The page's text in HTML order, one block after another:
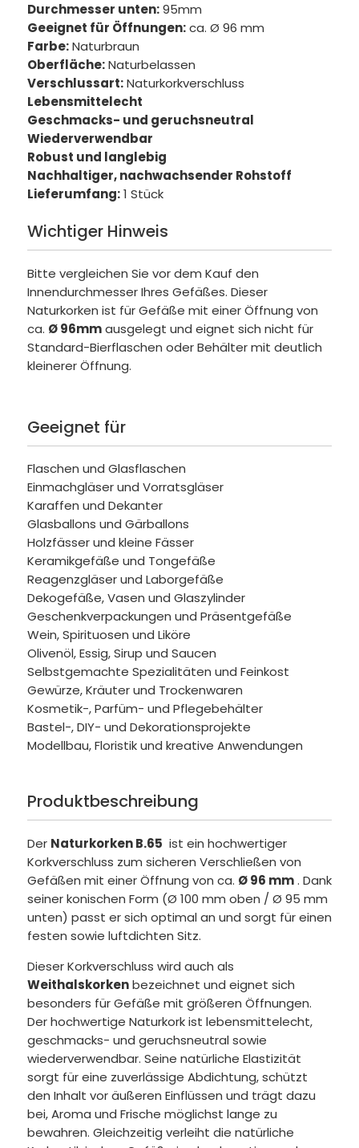
Durchmesser unten:95mm
Geeignet für Öffnungen:ca. Ø 96 mm
Farbe:Naturbraun
Oberfläche:Naturbelassen
Verschlussart:Naturkorkverschluss
Lebensmittelecht
Geschmacks- und geruchsneutral
Wiederverwendbar
Robust und langlebig
Nachhaltiger, nachwachsender Rohstoff
Lieferumfang:1 Stück
Wichtiger Hinweis
Bitte vergleichen Sie vor dem Kauf den
Innendurchmesser Ihres Gefäßes. Dieser
Naturkorken ist für Gefäße mit einer Öffnung von
ca. Ø 96mmausgelegt und eignet sich nicht für
Standard-Bierflaschen oder Behälter mit deutlich
kleinerer Öffnung.
Geeignet für
Flaschen und Glasflaschen
Einmachgläser und Vorratsgläser
Karaffen und Dekanter
Glasballons und Gärballons
Holzfässer und kleine Fässer
Keramikgefäße und Tongefäße
Reagenzgläser und Laborgefäße
Dekogefäße, Vasen und Glaszylinder
Geschenkverpackungen und Präsentgefäße
Wein, Spirituosen und Liköre
Olivenöl, Essig, Sirup und Saucen
Selbstgemachte Spezialitäten und Feinkost
Gewürze, Kräuter und Trockenwaren
Kosmetik-, Parfüm- und Pflegebehälter
Bastel-, DIY- und Dekorationsprojekte
Modellbau, Floristik und kreative Anwendungen
Produktbeschreibung
Der Naturkorken B.65 ist ein hochwertiger
Korkverschluss zum sicheren Verschließen von
Gefäßen mit einer Öffnung von ca. Ø 96 mm. Dank
seiner konischen Form (Ø 100 mm oben / Ø 95 mm
unten) passt er sich optimal an und sorgt für einen
festen sowie luftdichten Sitz.
Dieser Korkverschluss wird auch als
Weithalskorkenbezeichnet und eignet sich
besonders für Gefäße mit größeren Öffnungen.
Der hochwertige Naturkork ist lebensmittelecht,
geschmacks- und geruchsneutral sowie
wiederverwendbar. Seine natürliche Elastizität
sorgt für eine zuverlässige Abdichtung, schützt
den Inhalt vor äußeren Einflüssen und trägt dazu
bei, Aroma und Frische möglichst lange zu
bewahren. Gleichzeitig verleiht die natürliche